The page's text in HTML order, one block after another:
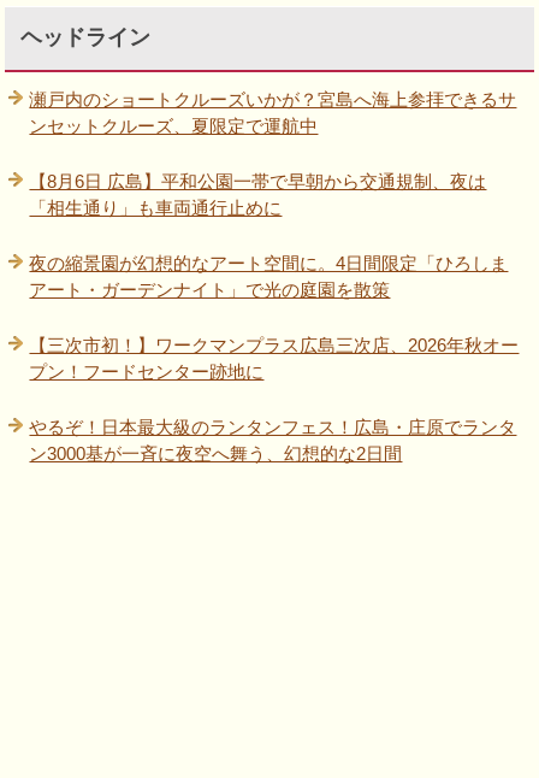
ヘッドライン
瀬戸内のショートクルーズいかが？宮島へ海上参拝できるサ
ンセットクルーズ、夏限定で運航中
【8月6日 広島】平和公園一帯で早朝から交通規制、夜は
「相生通り」も車両通行止めに
夜の縮景園が幻想的なアート空間に。4日間限定「ひろしま
アート・ガーデンナイト」で光の庭園を散策
【三次市初！】ワークマンプラス広島三次店、2026年秋オー
プン！フードセンター跡地に
やるぞ！日本最大級のランタンフェス！広島・庄原でランタ
ン3000基が一斉に夜空へ舞う、幻想的な2日間